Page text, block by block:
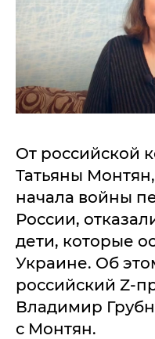
От российской
Татьяны
начала войны
России,
дети, которые
Украине. Об
российский Z-
Владимир
с Монтян.